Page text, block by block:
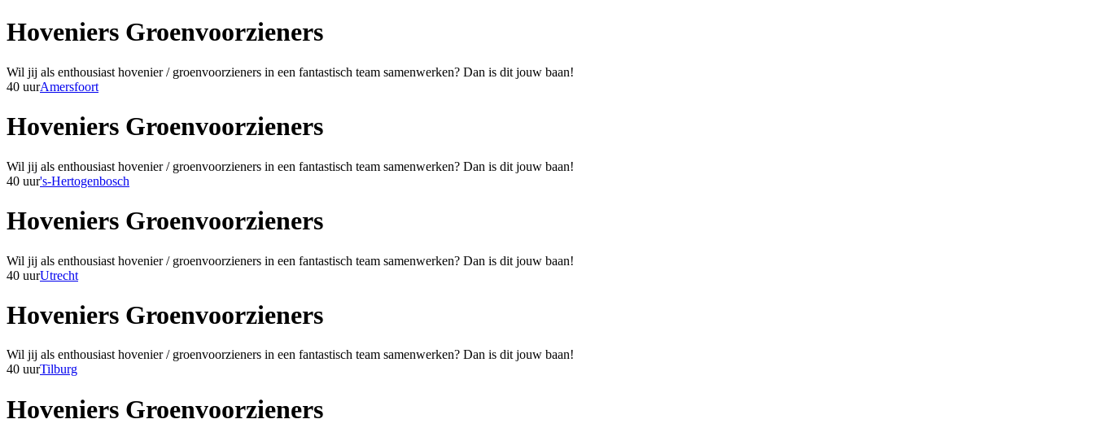
Hoveniers Groenvoorzieners
Wil jij als enthousiast hovenier / groenvoorzieners in een fantastisch team samenwerken? Dan is dit jouw baan!
40 uurAmersfoort
Hoveniers Groenvoorzieners
Wil jij als enthousiast hovenier / groenvoorzieners in een fantastisch team samenwerken? Dan is dit jouw baan!
40 uur's-Hertogenbosch
Hoveniers Groenvoorzieners
Wil jij als enthousiast hovenier / groenvoorzieners in een fantastisch team samenwerken? Dan is dit jouw baan!
40 uurUtrecht
Hoveniers Groenvoorzieners
Wil jij als enthousiast hovenier / groenvoorzieners in een fantastisch team samenwerken? Dan is dit jouw baan!
40 uurTilburg
Hoveniers Groenvoorzieners